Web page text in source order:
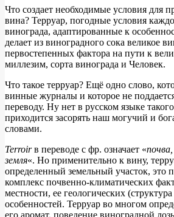
Что создает необходимые условия для
вина? Терруар, погодные условия
винограда, адаптированные к
делает из виноградного сока великое
первостепенных фактора на пути к
миллезим, сорта винограда и Человек.
Что такое терруар? Ещё одно слово,
винные журналы и которое не
переводу. Ну нет в русском языке
приходится засорять наш могучий и
словами.
Terroirв переводе с фр. означает «почва,
земля«. Но применительно к вину,
определенный земельный участок, это
комплекс почвенно-климатических
местности, ее геологических
особенностей. Терруар во многом
его аромат, поведение виноградной